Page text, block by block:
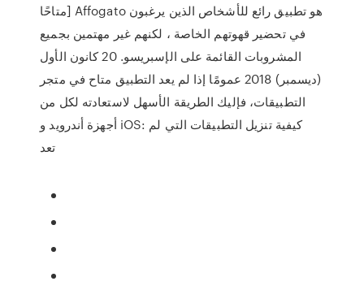
متاحًا] Affogato هو تطبيق رائع للأشخاص الذين يرغبون
في تحضير قهوتهم الخاصة ، لكنهم غير مهتمين بجميع
المشروبات القائمة على الإسبريسو. 20 كانون الأول
(ديسمبر) 2018 عمومًا إذا لم يعد التطبيق متاح في متجر
التطبيقات، فإليك الطريقة الأسهل لاستعادته لكل من
أجهزة أندرويد و iOS: كيفية تنزيل التطبيقات التي لم